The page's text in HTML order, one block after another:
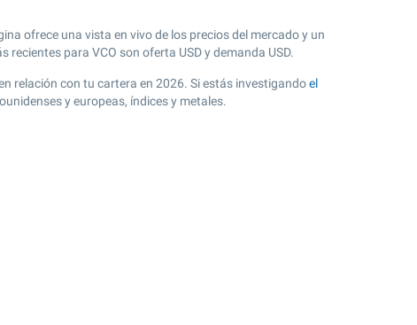
ofrece una vista en vivo de los precios del mercado y un
recientes para VCO son oferta USD y demanda USD.
relación con tu cartera en 2026. Si estás investigandoel
y europeas, índices y metales.